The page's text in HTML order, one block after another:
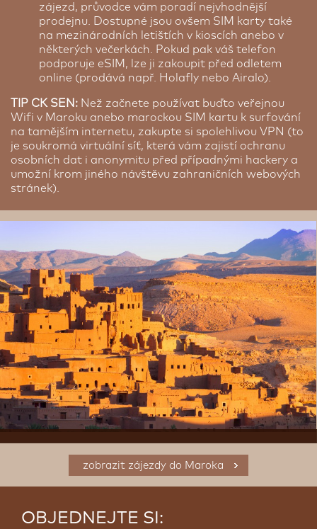
zájezd, průvodce vám poradí nejvhodnější
prodejnu. Dostupné jsou ovšem SIM karty také
na mezinárodních letištích v kioscích anebo v
některých večerkách. Pokud pak váš telefon
podporuje eSIM, lze ji zakoupit před odletem
online (prodává např. Holafly nebo Airalo).
TIP CK SEN: Než začnete používat buďto veřejnou
Wifi v Maroku anebo marockou SIM kartu k surfování
na tamějším internetu, zakupte si spolehlivou VPN (to
je soukromá virtuální síť, která vám zajistí ochranu
osobních dat i anonymitu před případnými hackery a
umožní krom jiného návštěvu zahraničních webových
stránek).
zobrazit zájezdy do Maroka
OBJEDNEJTE SI: